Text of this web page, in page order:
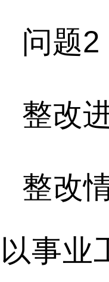
问题2
整改
整改
以事业